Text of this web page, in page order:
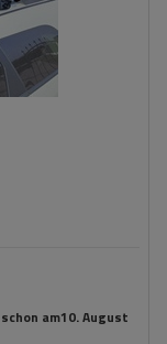
am10. August